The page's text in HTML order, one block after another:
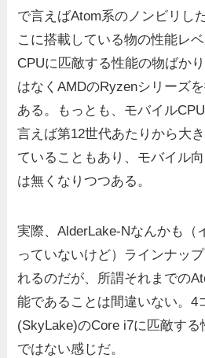
で言えばAtom系のノンビリし
こに搭載している物の性能レ
CPUに匹敵する性能の物ばか
はなくAMDのRyzenシリーズ
ある。もっとも、モバイル
言えば第12世代あたりから大
ていることもあり、モバイル
は無くなりつつある。
実際、AlderLake-Nなんかも（
っていないけど）ラインナッ
れるのだが、所謂それまでの
能であることは間違いない。4
(SkyLake)のCore i7に匹敵する
ではない感じだ。